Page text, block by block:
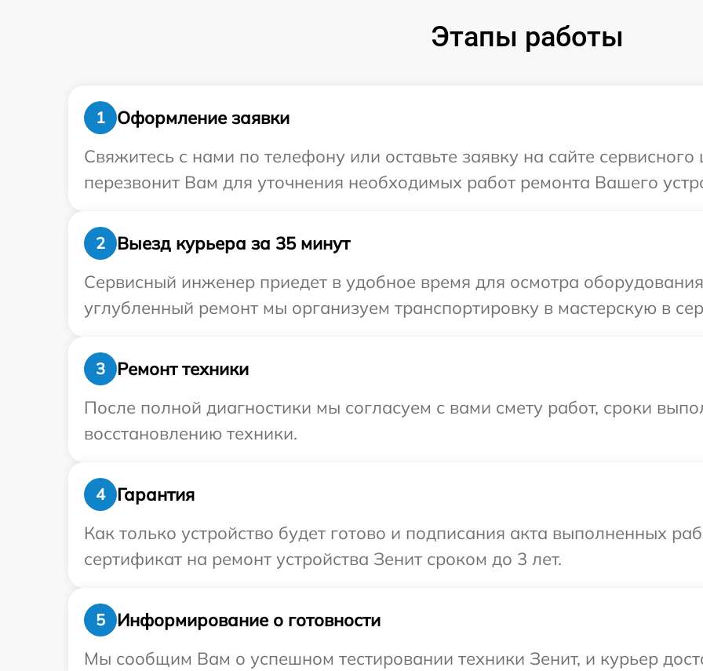
Этапы работы
1
Оформление заявки
Свяжитесь с нами по телефону или оставьте заявку на сайте
перезвонит Вам для уточнения необходимых работ ремонта Вашего
2
Выезд курьера за 35 минут
Сервисный инженер приедет в удобное время для осмотра
углубленный ремонт мы организуем транспортировку в мастерскую в
3
Ремонт техники
После полной диагностики мы согласуем с вами смету работ, сроки
восстановлению техники.
4
Гарантия
Как только устройство будет готово и подписания акта выполненных
сертификат на ремонт устройства Зенит сроком до 3 лет.
5
Информирование о готовности
Мы сообщим Вам о успешном тестировании техники Зенит, и курьер